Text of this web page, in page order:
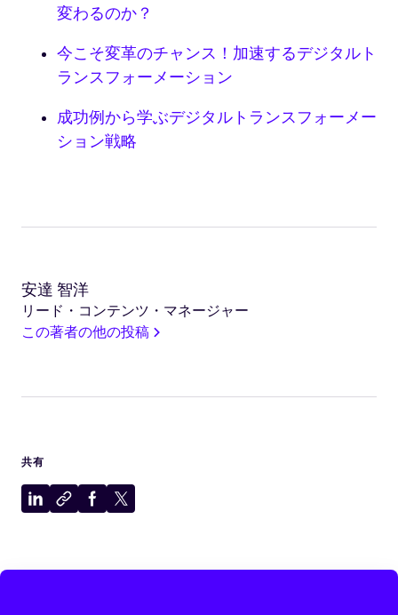
変わるのか？
今こそ変革のチャンス！加速するデジタルト
ランスフォーメーション
成功例から学ぶデジタルトランスフォーメー
ション戦略
安達 智洋
リード・コンテンツ・マネージャー
この著者の他の投稿
共有
LinkedIn
有
ク
プ
Facebook
有
X
有